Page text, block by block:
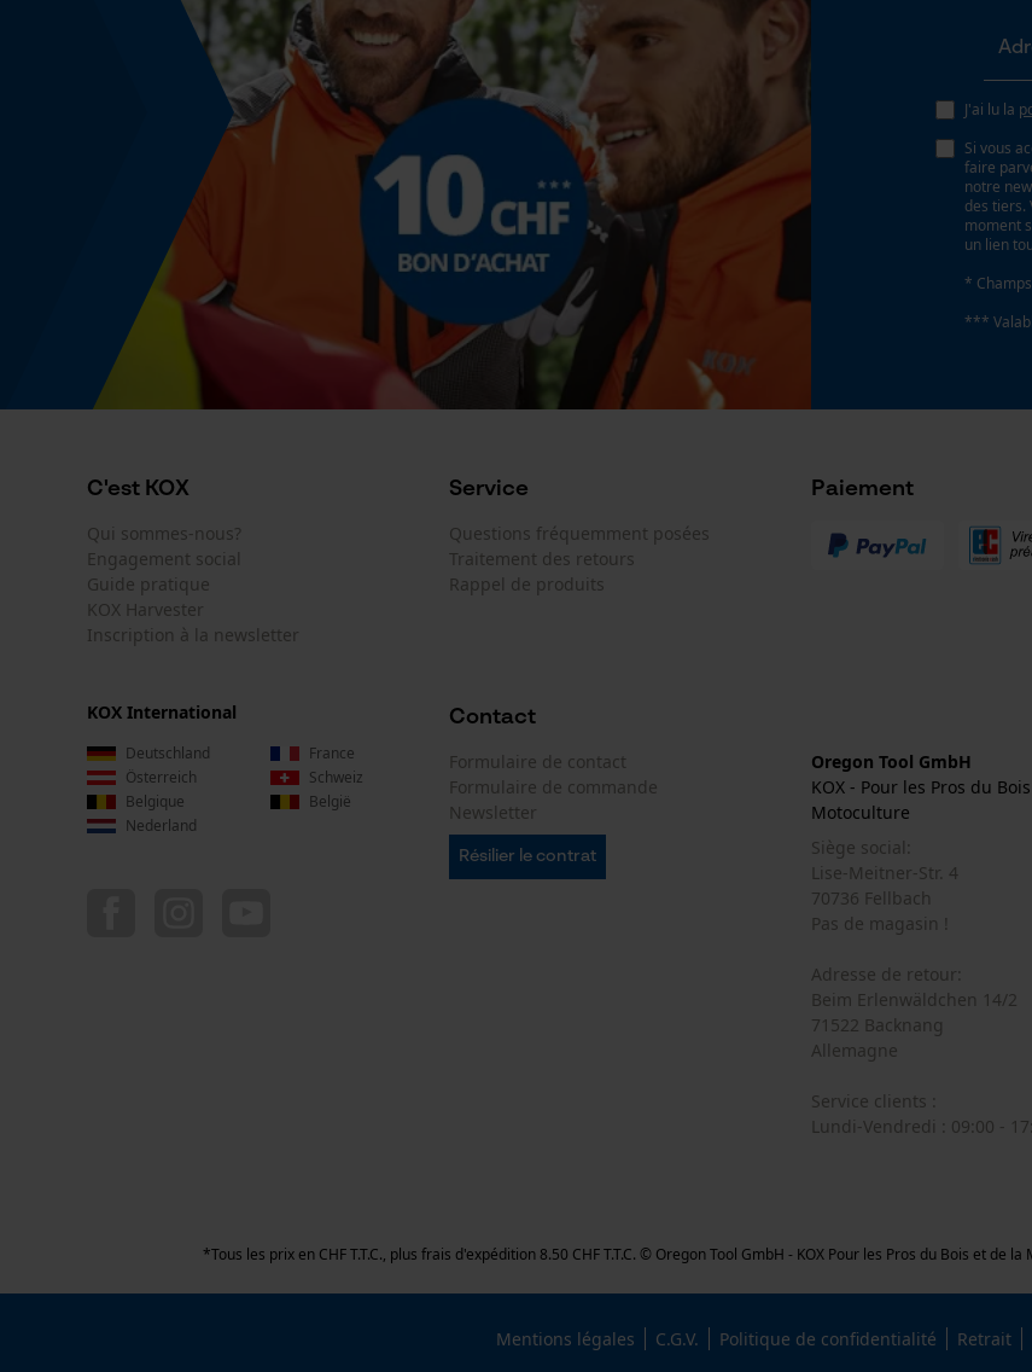
J'ai lu la
Si vous
faire
notre
des tiers.
moment
un lien
*
***
C'est KOX
Qui sommes-nous?
Engagement social
Guide pratique
KOX Harvester
Inscription à la newsletter
Service
Questions fréquemment posées
Traitement des retours
Rappel de produits
Paiement
Contact
Formulaire de contact
Formulaire de commande
Newsletter
Résilier le contrat
Oregon Tool GmbH
KOX - Pour les Pros du
Motoculture
Siège social:
Lise-Meitner-Str. 4
70736 Fellbach
Pas de magasin !
Adresse de retour:
Beim Erlenwäldchen 14/2
71522 Backnang
Allemagne
Service clients :
Lundi-Vendredi : 09:00 -
KOX International
Deutschland
France
Österreich
Schweiz
Belgique
België
Nederland
*Tous les prix en CHF T.T.C., plus frais d'expédition 8.50 CHF T.T.C. © Oregon Tool GmbH - KOX Pour les Pros du Bois et
Mentions légales C.G.V. Politique de confidentialité Retrait
Cookies statistiques
Fact-Finder Tracking
Cookies de performance et de
fonctionnalité
Page d'accueil personnalisée
Prise de contact par chat
Google Global Site Tag
Microsoft Advertising Universal Event